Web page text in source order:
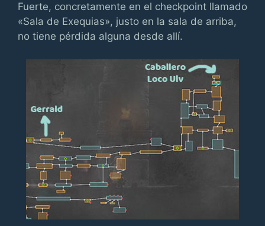
Fuerte, concretamente en el checkpoint llamado
«Sala de Exequias», justo en la sala de arriba,
no tiene pérdida alguna desde allí.